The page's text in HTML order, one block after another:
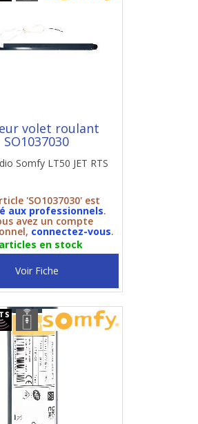
volet roulant
SO1037030
Somfy LT50 JET RTS
'SO1037030' est
aux professionnels.
avez un compte
connectez-vous.
en stock
Voir Fiche